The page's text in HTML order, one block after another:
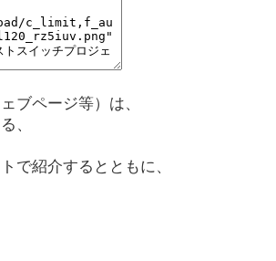
ブページ等）は、
、
で紹介するとともに、